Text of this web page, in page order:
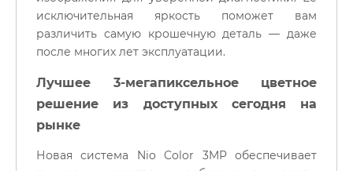
исключительная яркость поможет вам
различить самую крошечную деталь — даже
после многих лет эксплуатации.
Лучшее 3-мегапиксельное цветное
решение из доступных сегодня на
рынке
Новая система Nio Color 3MP обеспечивает